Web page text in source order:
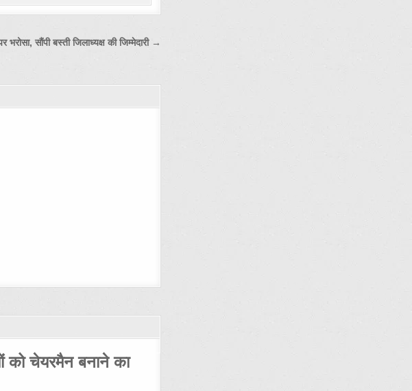
सौंपी बस्ती जिलाध्यक्ष की जिम्मेदारी →
को चेयरमैन बनाने का